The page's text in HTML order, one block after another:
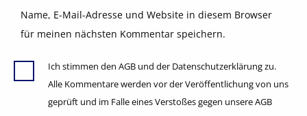
Name, E-Mail-Adresse und Website in diesem Browser
für meinen nächsten Kommentar speichern.
Ich stimmen den AGB und der Datenschutzerklärung zu.
Alle Kommentare werden vor der Veröffentlichung von uns
geprüft und im Falle eines Verstoßes gegen unsere AGB